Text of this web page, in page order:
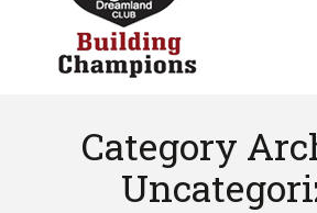
Category